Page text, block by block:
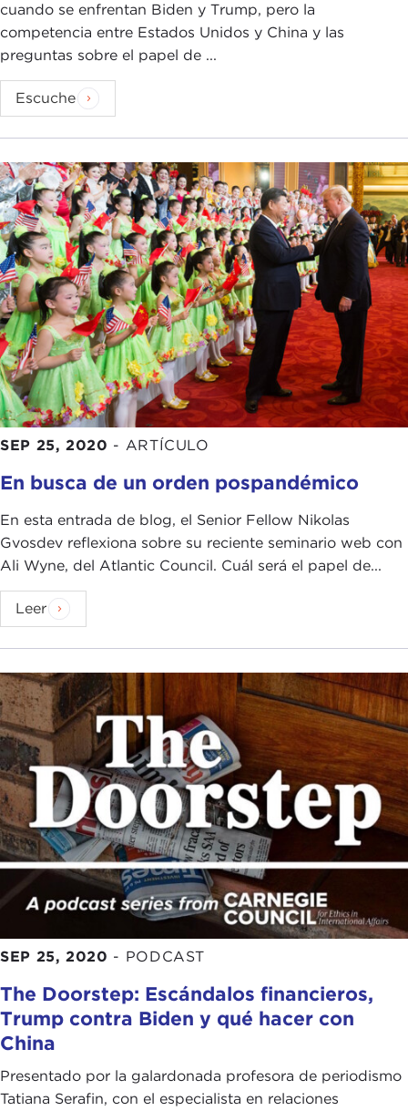
cuando se enfrentan Biden y Trump, pero la
competencia entre Estados Unidos y China y las
preguntas sobre el papel de ...
Escuche
SEP 25, 2020 - ARTÍCULO
En busca de un orden pospandémico
En esta entrada de blog, el Senior Fellow Nikolas
Gvosdev reflexiona sobre su reciente seminario web con
Ali Wyne, del Atlantic Council. Cuál será el papel de...
Leer
SEP 25, 2020 - PODCAST
The Doorstep: Escándalos financieros,
Trump contra Biden y qué hacer con
China
Presentado por la galardonada profesora de periodismo
Tatiana Serafin, con el especialista en relaciones